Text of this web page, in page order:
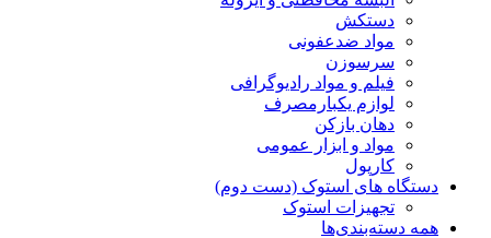
دستکش
مواد ضدعفونی
سرسوزن
فیلم و مواد رادیوگرافی
لوازم یکبارمصرف
دهان بازکن
مواد و ابزار عمومی
کارپول
دستگاه های استوک (دست دوم)
تجهیزات استوک
همه دسته‌بندی‌ها